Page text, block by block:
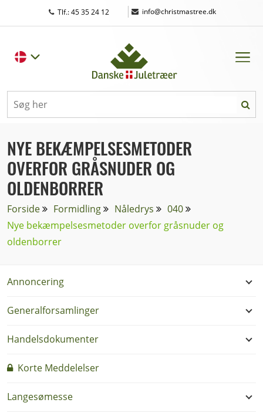
Tlf.: 45 35 24 12 | info@christmastree.dk
NYE BEKÆMPELSESMETODER
OVERFOR GRÅSNUDER OG
OLDENBORRER
Forside Formidling Nåledrys
040
Nye bekæmpelsesmetoder overfor gråsnuder og
oldenborrer
Annoncering
Generalforsamlinger
Handelsdokumenter
Korte Meddelelser
Langesømesse